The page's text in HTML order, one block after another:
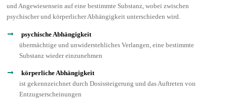
und Angewiesensein auf eine bestimmte Substanz, wobei zwischen
psychischer und körperlicher Abhängigkeit unterschieden wird.
psychische Abhängigkeit
übermächtige und unwiderstehliches Verlangen, eine bestimmte
Substanz wieder einzunehmen
körperliche Abhängigkeit
ist gekennzeichnet durch Dosissteigerung und das Auftreten von
Entzugserscheinungen